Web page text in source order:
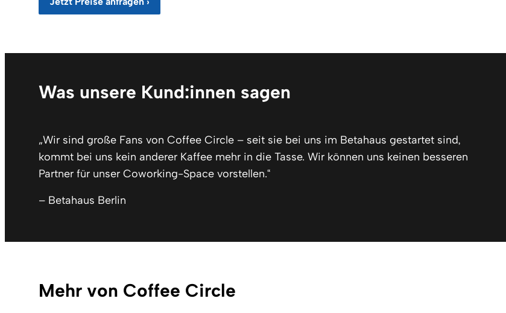
Was unsere Kund:innen sagen
„Wir sind große Fans von Coffee Circle – seit sie bei uns im Betahaus gestartet sind,
kommt bei uns kein anderer Kaffee mehr in die Tasse. Wir können uns keinen besseren
Partner für unser Coworking-Space vorstellen.“
– Betahaus Berlin
Mehr von Coffee Circle